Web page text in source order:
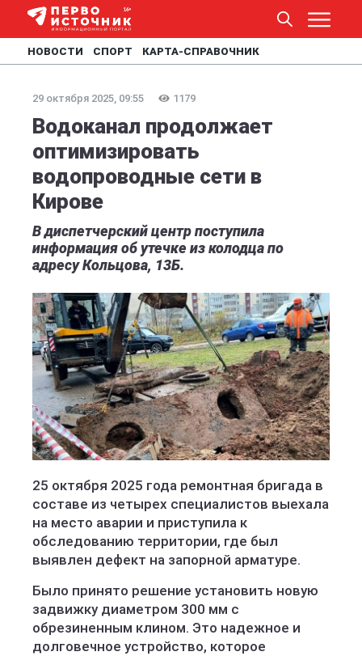
НОВОСТИ СПОРТ КАРТА-СПРАВОЧНИК
29 октября 2025, 09:55 1179
Водоканал продолжает
оптимизировать
водопроводные сети в
Кирове
В диспетчерский центр поступила
информация об утечке из колодца по
адресу Кольцова, 13Б.
25 октября 2025 года ремонтная бригада в
составе из четырех специалистов выехала
на место аварии и приступила к
обследованию территории, где был
выявлен дефект на запорной арматуре.
Было принято решение установить новую
задвижку диаметром 300 мм с
обрезиненным клином. Это надежное и
долговечное устройство, которое